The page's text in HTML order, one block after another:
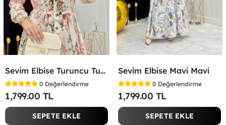
Sevim Elbise Turuncu Turuncu
0 Değerlendirme
1,799.00 TL
SEPETE EKLE
Sevim Elbise Mavi Mavi
0 Değerlendirme
1,799.00 TL
SEPETE EKLE